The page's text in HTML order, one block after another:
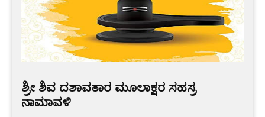
ಶ್ರೀ ಶಿವ ದಶಾವತಾರ ಮೂಲಾಕ್ಷರ ಸಹಸ್ರ
ನಾಮಾವಳಿ